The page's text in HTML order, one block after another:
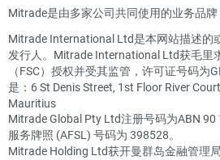
Mitrade是由多家公司共同使用的业务品
Mitrade International Ltd是本网站描述的
发行人。Mitrade International Ltd获毛里
（FSC）授权并受其监管，许可证号码为
是：6 St Denis Street, 1st Floor River
Mauritius
Mitrade Global Pty Ltd注册号码为ABN
服务牌照 (AFSL) 号码为 398528。
Mitrade Holding Ltd获开曼群岛金融管理